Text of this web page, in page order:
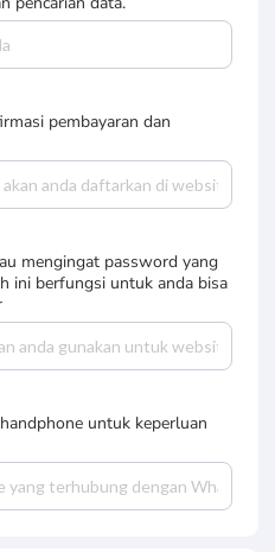
pembayaran dan
mengingat password yang
ini berfungsi untuk anda bisa
untuk keperluan